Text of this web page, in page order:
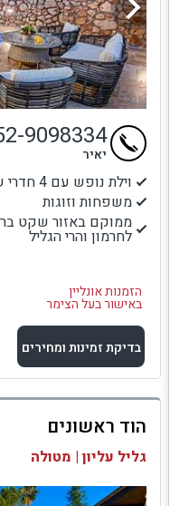
וילת נופש עם 4 חדרי שינה+ 2 בקתות עץ
משפחות וזוגות
ממוקם באזור שקט
לחרמון והרי הגליל
הזמנות אונליין
באישור בעל הצימר
9098334
יאיר
בדיקת זמינות ומחירים
למתחם זה
בדיקת זמינות ומחירים
הוד ראשונים
גליל עליון | מטולה